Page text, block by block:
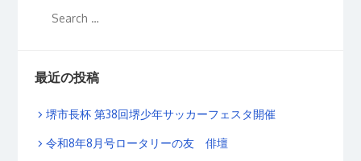
最近の投稿
堺市長杯 第38回堺少年サッカーフェスタ開催
令和8年8月号ロータリーの友 俳壇